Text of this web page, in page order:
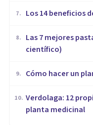
7. Los 14 beneficios
8.
Las 7 mejores
científico)
9. Cómo hacer un
10. Verdolaga: 12
planta medicinal